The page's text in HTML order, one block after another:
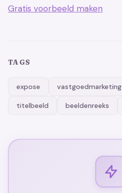
Gratis voorbeeld maken
TAGS
expose vastgoedmarketing
titelbeeld beeldenreeks